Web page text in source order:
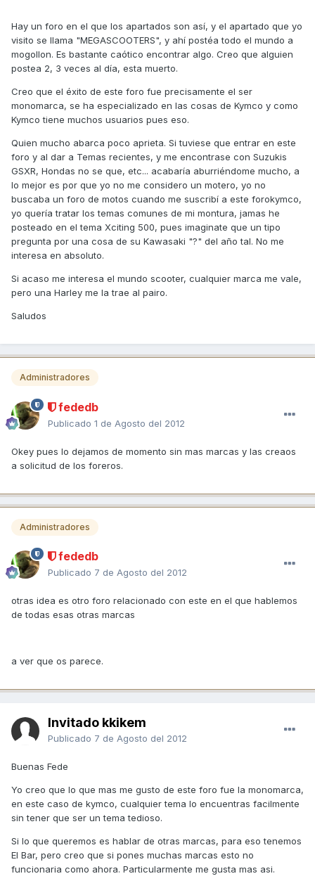
Hay un foro en el que los apartados son así, y el apartado que yo
visito se llama "MEGASCOOTERS", y ahí postéa todo el mundo a
mogollon. Es bastante caótico encontrar algo. Creo que alguien
postea 2, 3 veces al día, esta muerto.
Creo que el éxito de este foro fue precisamente el ser
monomarca, se ha especializado en las cosas de Kymco y como
Kymco tiene muchos usuarios pues eso.
Quien mucho abarca poco aprieta. Si tuviese que entrar en este
foro y al dar a Temas recientes, y me encontrase con Suzukis
GSXR, Hondas no se que, etc... acabaría aburriéndome mucho, a
lo mejor es por que yo no me considero un motero, yo no
buscaba un foro de motos cuando me suscribí a este forokymco,
yo quería tratar los temas comunes de mi montura, jamas he
posteado en el tema Xciting 500, pues imaginate que un tipo
pregunta por una cosa de su Kawasaki "?" del año tal. No me
interesa en absoluto.
Si acaso me interesa el mundo scooter, cualquier marca me vale,
pero una Harley me la trae al pairo.
Saludos
Administradores
fededb
Publicado 1 de Agosto del 2012
Okey pues lo dejamos de momento sin mas marcas y las creaos
a solicitud de los foreros.
Administradores
fededb
Publicado 7 de Agosto del 2012
otras idea es otro foro relacionado con este en el que hablemos
de todas esas otras marcas
a ver que os parece.
Invitado kkikem
Publicado 7 de Agosto del 2012
Buenas Fede
Yo creo que lo que mas me gusto de este foro fue la monomarca,
en este caso de kymco, cualquier tema lo encuentras facilmente
sin tener que ser un tema tedioso.
Si lo que queremos es hablar de otras marcas, para eso tenemos
El Bar, pero creo que si pones muchas marcas esto no
funcionaria como ahora. Particularmente me gusta mas asi.